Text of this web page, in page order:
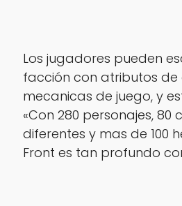
Los jugadores pueden
facción con atributos de
mecanicas de juego, y
«Con 280 personajes,
diferentes y mas de 100
Front es tan profundo